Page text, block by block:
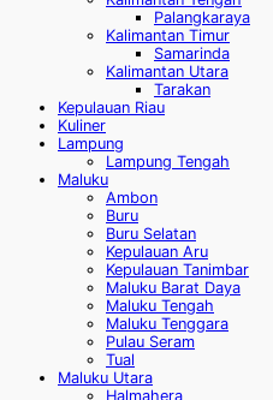
Palangkaraya
Kalimantan Timur
Samarinda
Kalimantan Utara
Tarakan
Kepulauan Riau
Kuliner
Lampung
Lampung Tengah
Maluku
Ambon
Buru
Buru Selatan
Kepulauan Aru
Kepulauan Tanimbar
Maluku Barat Daya
Maluku Tengah
Maluku Tenggara
Pulau Seram
Tual
Maluku Utara
Halmahera